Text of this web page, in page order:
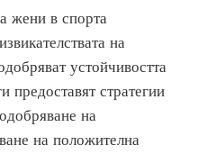
жени в спорта
на
устойчивостта
предоставят стратегии
на
на положителна